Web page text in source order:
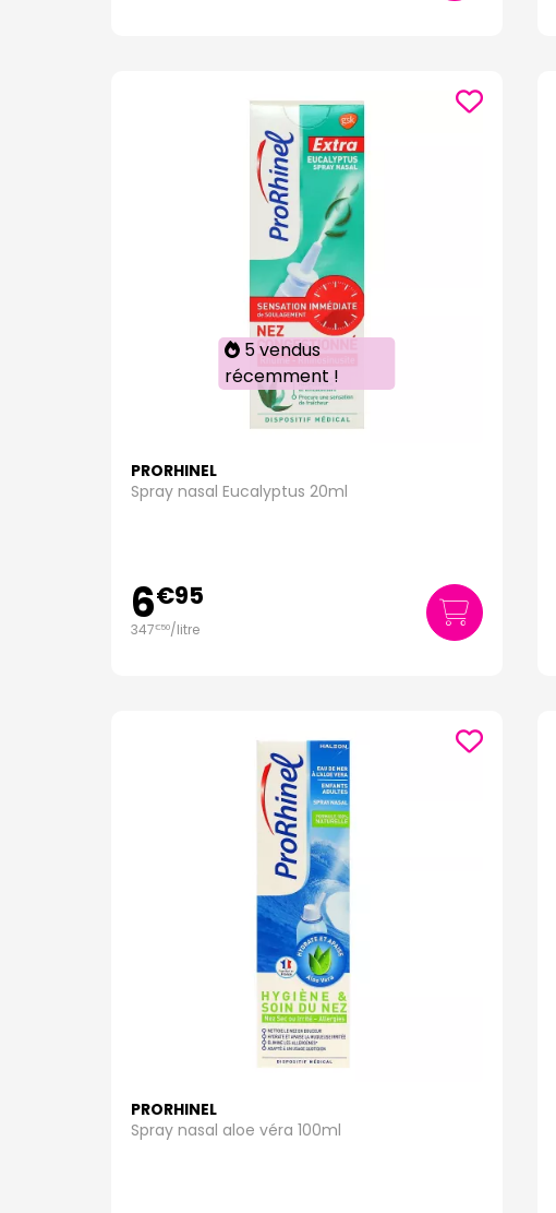
5 vendus
récemment !
PRORHINEL
Spray nasal Eucalyptus 20ml
6€95
347€50/litre
PRORHINEL
Spray nasal aloe véra 100ml